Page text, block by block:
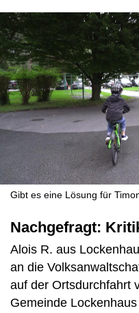
Gibt es eine Lösung für
Nachgefragt:
Alois R. aus
an die
auf der Ortsdurchfahrt
Gemeinde